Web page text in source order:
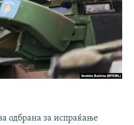
одбрана за испраќање